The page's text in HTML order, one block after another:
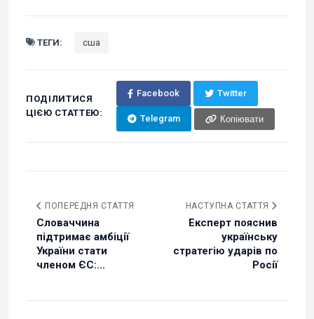
ТЕГИ: сша
ПОДІЛИТИСЯ
ЦІЄЮ СТАТТЕЮ:
Facebook Twitter
Telegram Копіювати
ПОПЕРЕДНЯ СТАТТЯ
Словаччина
підтримає амбіції
України стати
членом ЄС:...
НАСТУПНА СТАТТЯ
Експерт пояснив
українську
стратегію ударів по
Росії